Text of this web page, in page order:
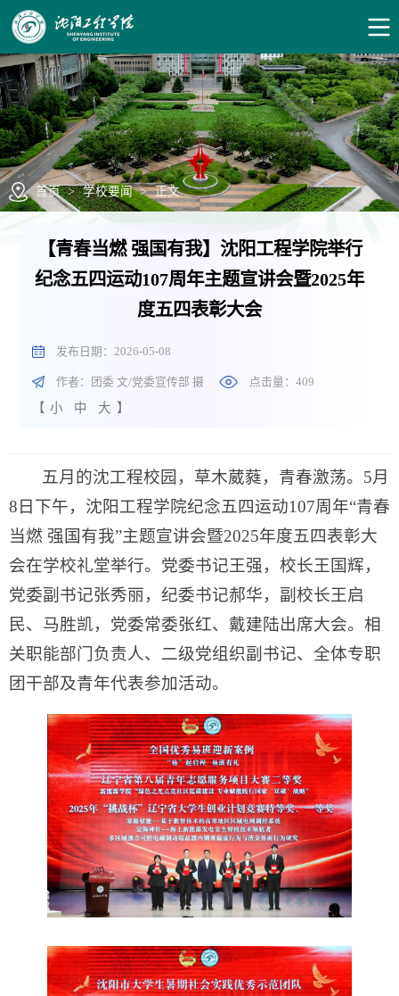
首页 > 学校要闻 > 正文
【青春当燃 强国有我】沈阳工程学院举行
纪念五四运动107周年主题宣讲会暨2025年
度五四表彰大会
发布日期：2026-05-08
作者：团委 文/党委宣传部 摄 点击量： 409
【 小 中 大 】
五月的沈工程校园，草木葳蕤，青春激荡。5月
8日下午，沈阳工程学院纪念五四运动107周年“青春
当燃 强国有我”主题宣讲会暨2025年度五四表彰大
会在学校礼堂举行。党委书记王强，校长王国辉，
党委副书记张秀丽，纪委书记郝华，副校长王启
民、马胜凯，党委常委张红、戴建陆出席大会。相
关职能部门负责人、二级党组织副书记、全体专职
团干部及青年代表参加活动。